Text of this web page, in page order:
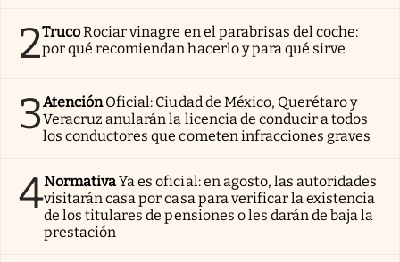
2TrucoRociar vinagre en el parabrisas del coche:
por qué recomiendan hacerlo y para qué sirve
3AtenciónOficial: Ciudad de México, Querétaro y
Veracruz anularán la licencia de conducir a todos
los conductores que cometen infracciones graves
4NormativaYa es oficial: en agosto, las autoridades
visitarán casa por casa para verificar la existencia
de los titulares de pensiones o les darán de baja la
prestación